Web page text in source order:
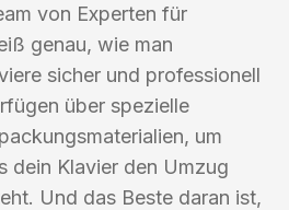
von Experten für
genau, wie man
sicher und professionell
über spezielle
um
dein Klavier den Umzug
Und das Beste daran ist,